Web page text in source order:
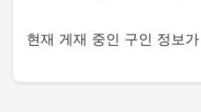
현재 게재 중인 구인 정보